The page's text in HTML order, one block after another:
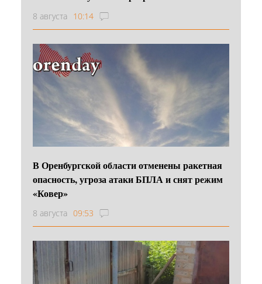
8 августа 10:14
В Оренбургской области отменены ракетная
опасность, угроза атаки БПЛА и снят режим
«Ковер»
8 августа 09:53